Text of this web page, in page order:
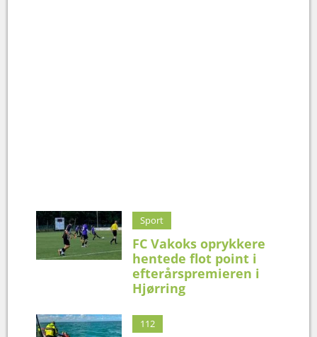
Sport
FC Vakoks oprykkere
hentede flot point i
efterårspremieren i
Hjørring
112